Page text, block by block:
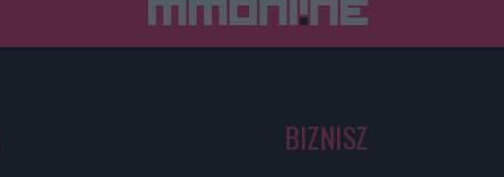
BIZNISZ